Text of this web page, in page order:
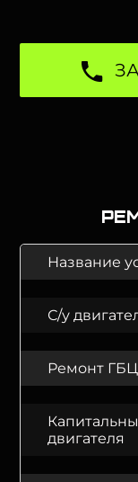
Название
С/у
Ремонт ГБЦ
двигателя